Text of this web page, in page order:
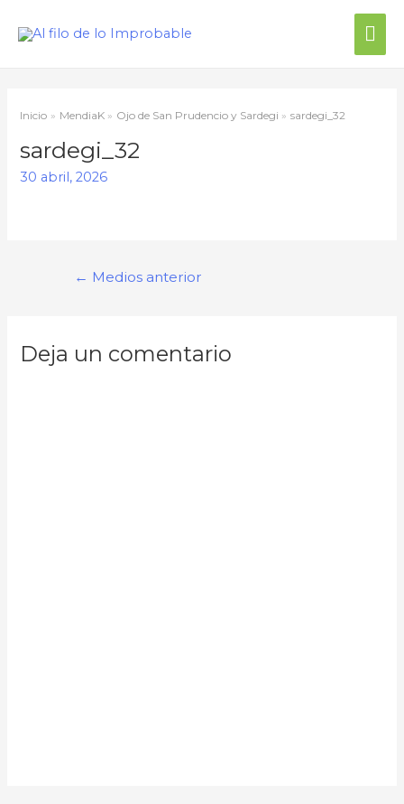
Inicio MendiaK Ojo de San Prudencio y Sardegi sardegi_32
sardegi_32
30 abril, 2026
Navegación
← Medios anterior
Deja un comentario